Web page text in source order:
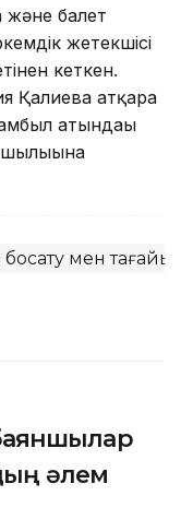
және балет
жетекшісі
кеткен.
Қалиева атқара
атындағы
мен
әлем